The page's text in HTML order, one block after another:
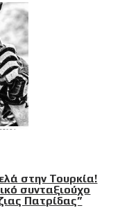
στην Τουρκία!
συνταξιούχο
Πατρίδας”